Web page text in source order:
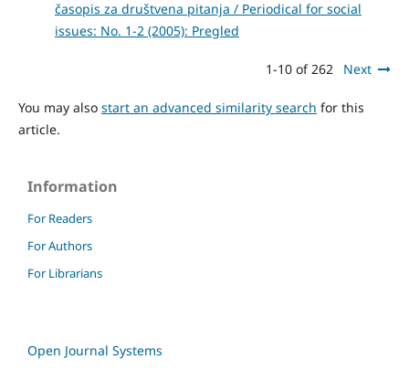
časopis za društvena pitanja / Periodical for social
issues: No. 1-2 (2005): Pregled
1-10 of 262 Next
You may also start an advanced similarity search for this
article.
Information
For Readers
For Authors
For Librarians
Open Journal Systems